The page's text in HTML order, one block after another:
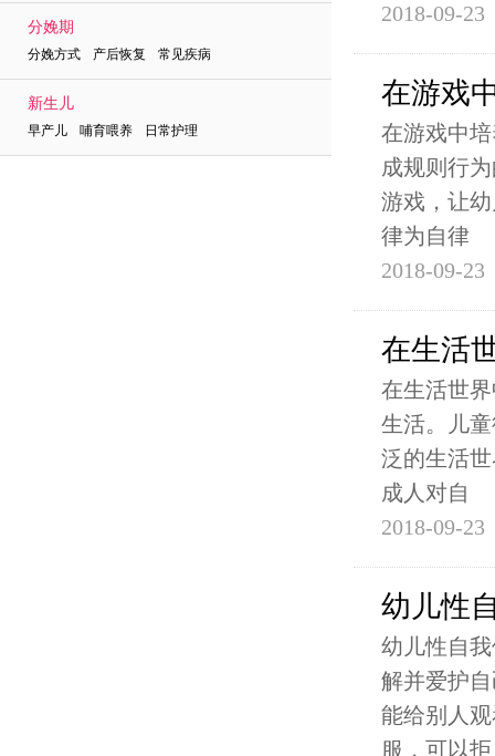
分娩期
分娩方式 产后恢复 常见疾病
新生儿
早产儿 哺育喂养 日常护理
2018-09-23
在游戏
在游戏中
成规则行
游戏，让
律为自律
2018-09-23
在生活
在生活世
生活。儿
泛的生活
成人对自
2018-09-23
幼儿性
幼儿性自
解并爱护
能给别人
服，可以拒